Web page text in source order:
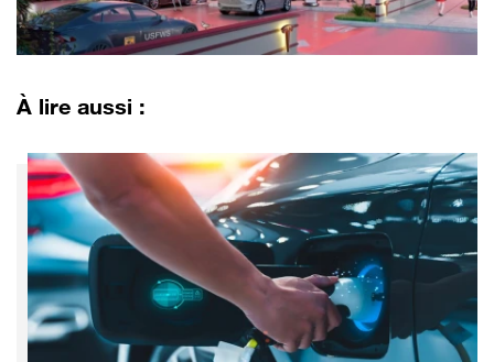
À lire aussi :